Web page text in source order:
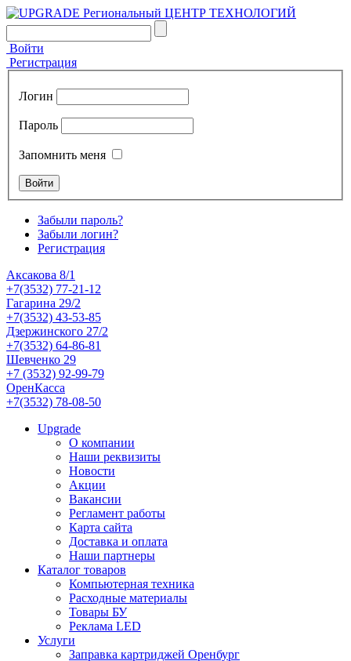
Войти
Регистрация
Логин
Пароль
Запомнить меня
Забыли пароль?
Забыли логин?
Регистрация
Аксакова 8/1
+7(3532) 77-21-12
Гагарина 29/2
+7(3532) 43-53-85
Дзержинского 27/2
+7(3532) 64-86-81
Шевченко 29
+7 (3532) 92-99-79
ОренКасса
+7(3532) 78-08-50
Upgrade
О компании
Наши реквизиты
Новости
Акции
Вакансии
Регламент работы
Карта сайта
Доставка и оплата
Наши партнеры
Каталог товаров
Компьютерная техника
Расходные материалы
Товары БУ
Реклама LED
Услуги
Заправка картриджей Оренбург